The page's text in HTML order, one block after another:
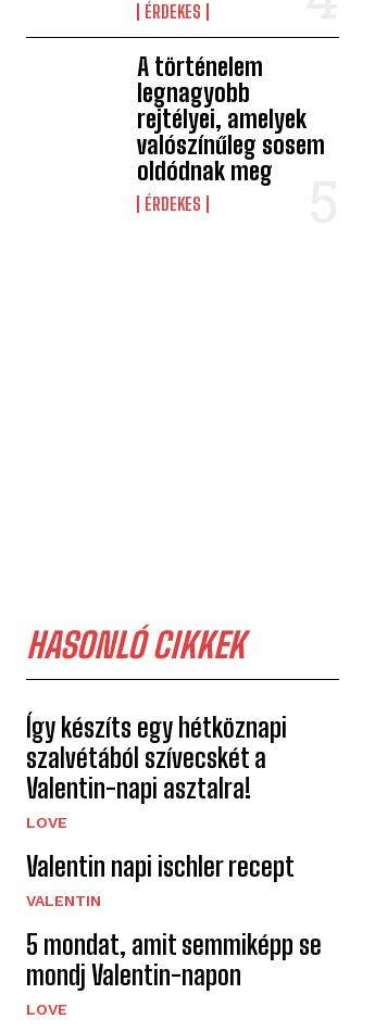
ÉRDEKES
A történelem
legnagyobb
rejtélyei, amelyek
valószínűleg sosem
oldódnak meg
ÉRDEKES
HASONLÓ CIKKEK
Így készíts egy hétköznapi
szalvétából szívecskét a
Valentin-napi asztalra!
LOVE
Valentin napi ischler recept
VALENTIN
5 mondat, amit semmiképp se
mondj Valentin-napon
LOVE